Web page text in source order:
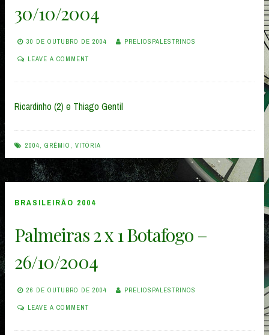
30/10/2004
30 DE OUTUBRO DE 2004 PRELIOSPALESTRINOS
LEAVE A COMMENT
Ricardinho (2) e Thiago Gentil
2004, GRÊMIO , VITÓRIA
BRASILEIRÃO 2004
Palmeiras 2 x 1 Botafogo –
26/10/2004
26 DE OUTUBRO DE 2004 PRELIOSPALESTRINOS
LEAVE A COMMENT